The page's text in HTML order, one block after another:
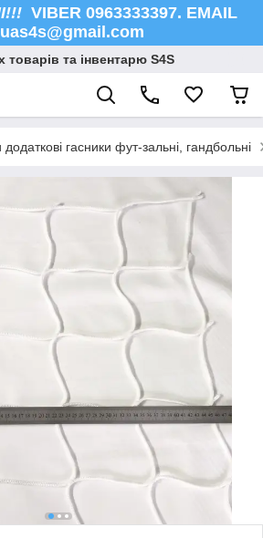
VIBER 0963333397. EMAIL
товарів та інвентарю S4S
додаткові гасники фут-зальні, гандбольні